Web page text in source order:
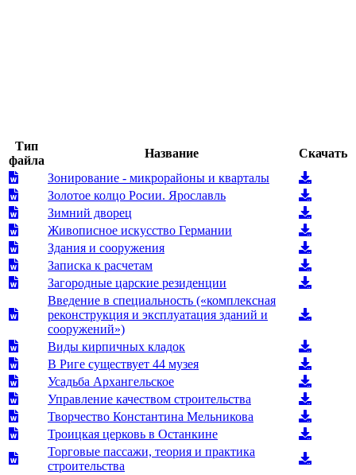
Тип
файла
Название
Скачать
Зонирование - микрорайоны и кварталы
Золотое колцо Росии. Ярославль
Зимний дворец
Живописное искусство Германии
Здания и сооружения
Записка к расчетам
Загородные царские резиденции
Введение в специальность («комплексная
реконструкция и эксплуатация зданий и
сооружений»)
Виды кирпичных кладок
В Риге существует 44 музея
Усадьба Архангельское
Управление качеством строительства
Творчество Константина Мельникова
Троицкая церковь в Останкине
Торговые пассажи, теория и практика
строительства